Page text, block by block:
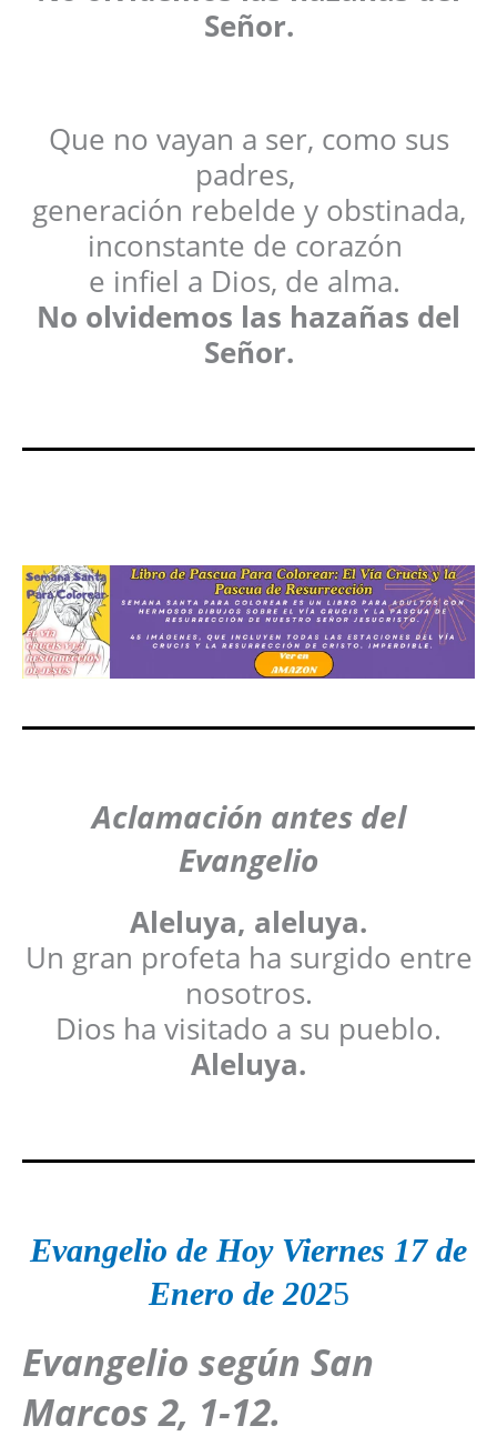
Señor.
Que no vayan a ser, como sus
padres,
generación rebelde y obstinada,
inconstante de corazón
e infiel a Dios, de alma.
No olvidemos las hazañas del
Señor.
Aclamación antes del
Evangelio
Aleluya, aleluya.
Un gran profeta ha surgido entre
nosotros.
Dios ha visitado a su pueblo.
Aleluya.
Evangelio de Hoy Viernes 17de
Enero de 2025
Evangelio según San
Marcos 2, 1-12.